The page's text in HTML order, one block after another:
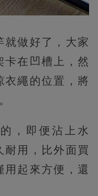
就做好了，大家
卡在凹槽上，然
衣繩的位置，將
，即便沾上水
耐用，比外面買
用起來方便，還